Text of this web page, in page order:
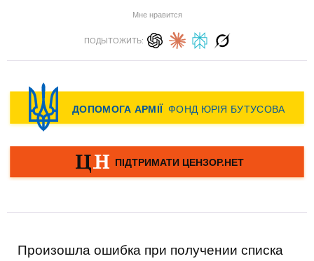
Мне нравится
ПОДЫТОЖИТЬ:
Произошла ошибка при получении списка